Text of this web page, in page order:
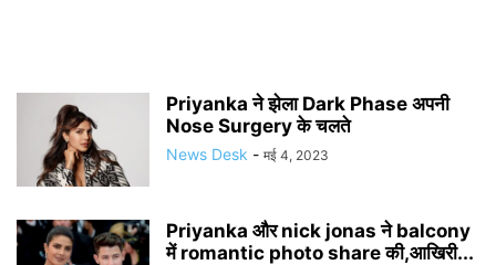
Priyanka ने झेला Dark Phase अपनी
Nose Surgery के चलते
News Desk - मई 4, 2023
Priyanka और nick jonas ने balcony
में romantic photo share की,आखिरी...